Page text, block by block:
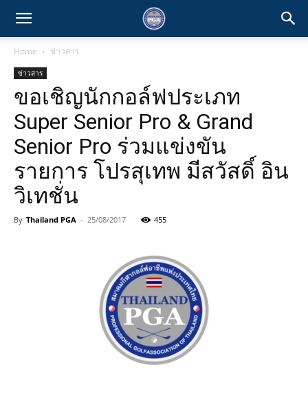
Home ข่าวสาร
ข่าวสาร
ขอเชิญนักกอล์ฟประเภท
Super Senior Pro & Grand
Senior Pro ร่วมแข่งขัน
รายการ โปรสุเทพ มีสวัสดิ์ อิน
วิเทชั่น
By Thailand PGA - 25/08/2017 455